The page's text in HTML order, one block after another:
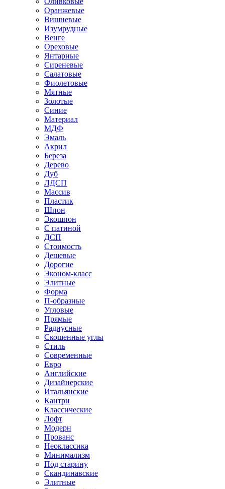
Оранжевые
Вишневые
Изумрудные
Венге
Ореховые
Янтарные
Сиреневые
Салатовые
Фиолетовые
Мятные
Золотые
Синие
Материал
МДФ
Эмаль
Акрил
Береза
Дерево
Дуб
ЛДСП
Массив
Пластик
Шпон
Экошпон
С патиной
ДСП
Стоимость
Дешевые
Дорогие
Эконом-класс
Элитные
Форма
П-образные
Угловые
Прямые
Радиусные
Скошенные углы
Стиль
Современные
Евро
Английские
Дизайнерские
Итальянские
Кантри
Классические
Лофт
Модерн
Прованс
Неоклассика
Минимализм
Под старину
Скандинавские
Элитные